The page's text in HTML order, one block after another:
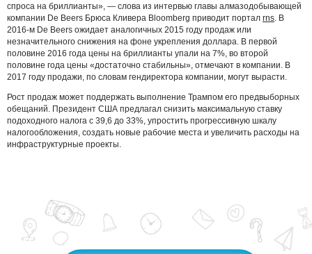
спроса на бриллианты», — слова из интервью главы алмазодобывающей
компании De Beers Брюса Кливера Bloomberg приводит портал rns. В
2016-м De Beers ожидает аналогичных 2015 году продаж или
незначительного снижения на фоне укрепления доллара. В первой
половине 2016 года цены на бриллианты упали на 7%, во второй
половине года цены «достаточно стабильны», отмечают в компании. В
2017 году продажи, по словам гендиректора компании, могут вырасти.
Рост продаж может поддержать выполнение Трампом его предвыборных
обещаний. Президент США предлагал снизить максимальную ставку
подоходного налога с 39,6 до 33%, упростить прогрессивную шкалу
налогообложения, создать новые рабочие места и увеличить расходы на
инфраструктурные проекты.